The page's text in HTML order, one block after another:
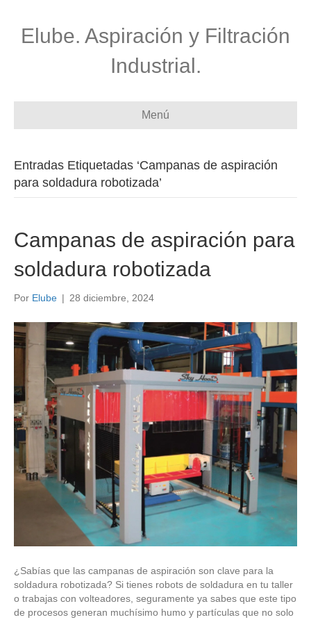
Elube. Aspiración y Filtración
Industrial.
Menú
Entradas Etiquetadas ‘Campanas de aspiración
para soldadura robotizada’
Campanas de aspiración para
soldadura robotizada
Por Elube | 28 diciembre, 2024
¿Sabías que las campanas de aspiración son clave para la
soldadura robotizada? Si tienes robots de soldadura en tu taller
o trabajas con volteadores, seguramente ya sabes que este tipo
de procesos generan muchísimo humo y partículas que no solo